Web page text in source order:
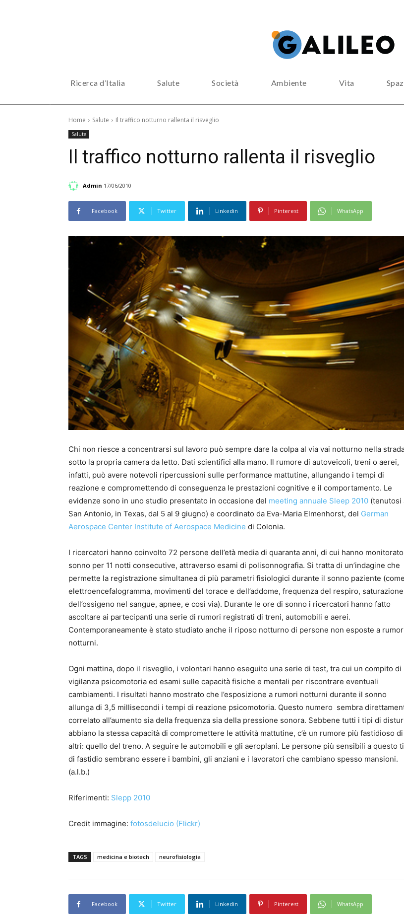
Ricerca d’Italia Salute Società Ambiente Vita
Home Salute Il traffico notturno rallenta il risveglio
Salute
Il traffico notturno rallenta il risveglio
Admin 17/06/2010
Facebook Twitter Linkedin Pinterest WhatsApp
Chi non riesce a concentrarsi sul lavoro può sempre dare la colpa al via vai notturno nella
sotto la propria camera da letto. Dati scientifici alla mano. Il rumore di autoveicoli, treni o aerei,
infatti, può avere notevoli ripercussioni sulle performance mattutine, allungando i tempi di
reazione e compromettendo di conseguenza le prestazioni cognitive e il comportamento. Le
evidenze sono in uno studio presentato in occasione del meeting annuale Sleep 2010 (tenutosi
San Antonio, in Texas, dal 5 al 9 giugno) e coordinato da Eva-Maria Elmenhorst, del German
Aerospace Center Institute of Aerospace Medicine di Colonia.
I ricercatori hanno coinvolto 72 persone dell’età media di quaranta anni, di cui hanno
sonno per 11 notti consecutive, attraverso esami di polisonnografia. Si tratta di un’indagine che
permette la registrazione simultanea di più parametri fisiologici durante il sonno paziente (come
elettroencefalogramma, movimenti del torace e dell’addome, frequenza del respiro, saturazione
dell’ossigeno nel sangue, apnee, e così via). Durante le ore di sonno i ricercatori hanno fatto
ascoltare ai partecipanti una serie di rumori registrati di treni, automobili e aerei.
Contemporaneamente è stato studiato anche il riposo notturno di persone non esposte a
notturni.
Ogni mattina, dopo il risveglio, i volontari hanno eseguito una serie di test, tra cui un compito di
vigilanza psicomotoria ed esami sulle capacità fisiche e mentali per riscontrare eventuali
cambiamenti. I risultati hanno mostrato che l’esposizione a rumori notturni durante il sonno
allunga di 3,5 millisecondi i tempi di reazione psicomotoria. Questo numero sembra
correlato all’aumento sia della frequenza sia della pressione sonora. Sebbene tutti i tipi di
abbiano la stessa capacità di compromettere le attività mattutine, c’è un rumore più fastidioso di
altri: quello del treno. A seguire le automobili e gli aeroplani. Le persone più sensibili a questo
di fastidio sembrano essere i bambini, gli anziani e i lavoratori che cambiano spesso mansioni.
(a.l.b.)
Riferimenti: Slepp 2010
Credit immagine: fotosdelucio (Flickr)
TAGS medicina e biotech neurofisiologia
Facebook Twitter Linkedin Pinterest WhatsApp